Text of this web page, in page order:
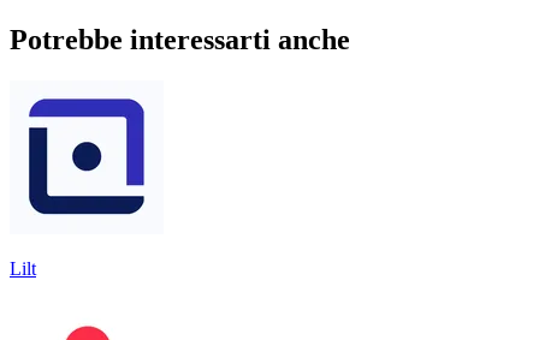
Potrebbe interessarti anche
Lilt